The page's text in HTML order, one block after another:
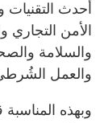
أحدث
الأمن التجاري
والسلامة
والعمل
وبهذه